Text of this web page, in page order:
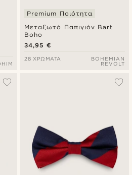
Μεταξωτό Παπιγιόν Bart
Boho
Premium Ποιότητα
34,95 €
28 ΧΡΏΜΑΤΑ
BOHEMIAN
REVOLT